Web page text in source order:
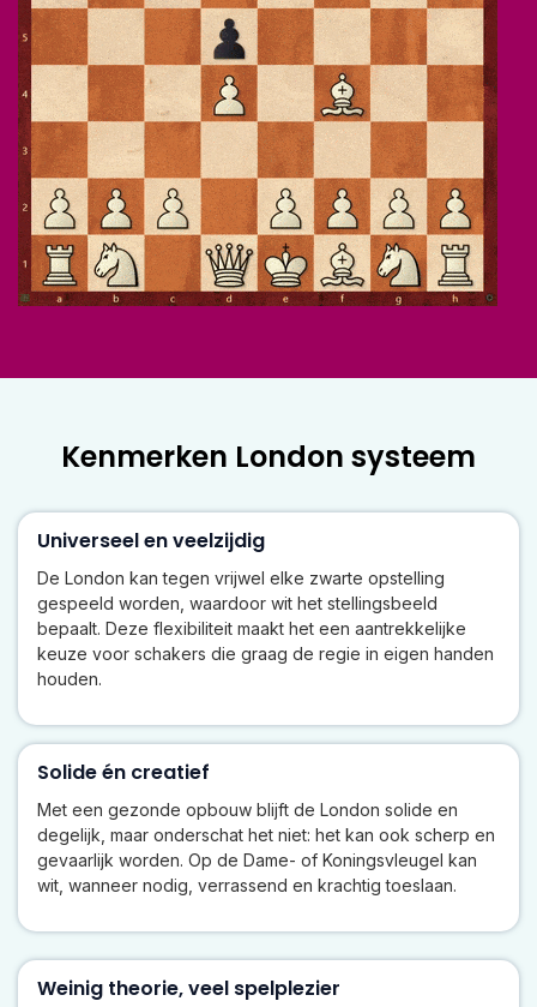
Kenmerken London systeem
Universeel en veelzijdig
De London kan tegen vrijwel elke zwarte opstelling
gespeeld worden, waardoor wit het stellingsbeeld
bepaalt. Deze flexibiliteit maakt het een aantrekkelijke
keuze voor schakers die graag de regie in eigen handen
houden.
Solide én creatief
Met een gezonde opbouw blijft de London solide en
degelijk, maar onderschat het niet: het kan ook scherp en
gevaarlijk worden. Op de Dame- of Koningsvleugel kan
wit, wanneer nodig, verrassend en krachtig toeslaan.
Weinig theorie, veel spelplezier